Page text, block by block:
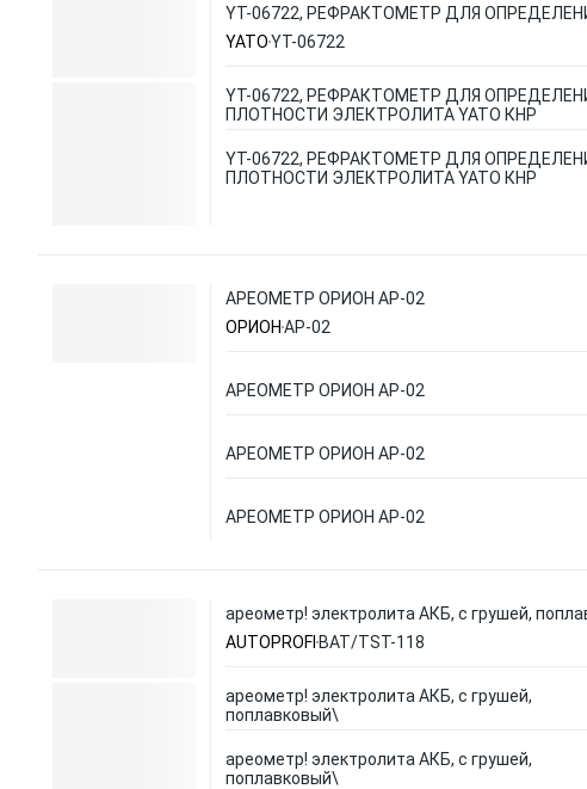
YT-06722, РЕФРАКТОМЕТР ДЛЯ
YATOYT-06722
YT-06722, РЕФРАКТОМЕТР ДЛЯ
ПЛОТНОСТИ ЭЛЕКТРОЛИТА YATO КНР
YT-06722, РЕФРАКТОМЕТР ДЛЯ
ПЛОТНОСТИ ЭЛЕКТРОЛИТА YATO КНР
АРЕОМЕТР ОРИОН АР-02
ОРИОН АР-02
АРЕОМЕТР ОРИОН АР-02
АРЕОМЕТР ОРИОН АР-02
АРЕОМЕТР ОРИОН АР-02
ареометр! электролита АКБ, с грушей,
AUTOPROFI BAT/TST-118
ареометр! электролита АКБ, с грушей,
поплавковый\
ареометр! электролита АКБ, с грушей,
поплавковый\